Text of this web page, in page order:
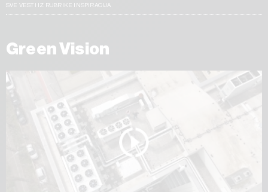
SVE VESTI IZ RUBRIKE INSPIRACIJA
Green Vision